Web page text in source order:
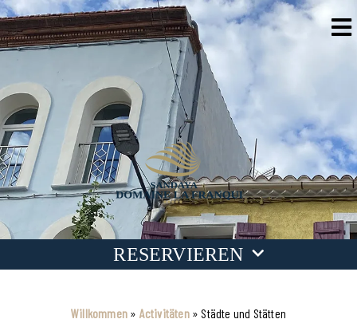
RESERVIEREN
Willkommen» Activitäten»Städte und Stätten